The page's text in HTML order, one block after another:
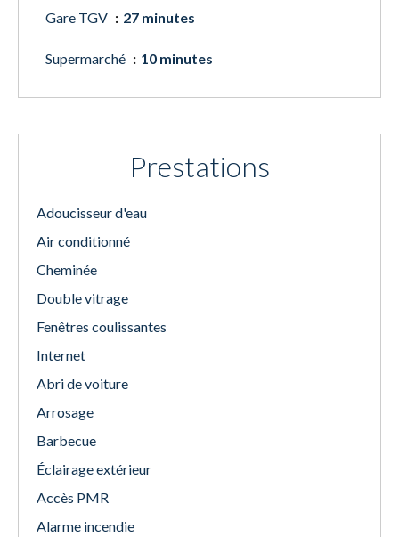
Gare TGV 27 minutes
Supermarché 10 minutes
Prestations
Adoucisseur d'eau
Air conditionné
Cheminée
Double vitrage
Fenêtres coulissantes
Internet
Abri de voiture
Arrosage
Barbecue
Éclairage extérieur
Accès PMR
Alarme incendie